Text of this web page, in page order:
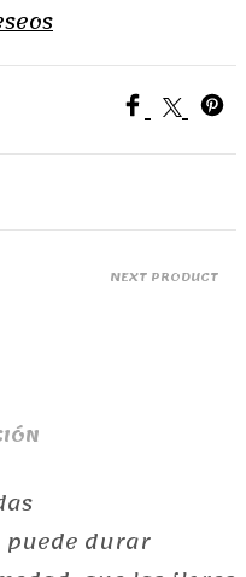
NEXT PRODUCT
puede durar